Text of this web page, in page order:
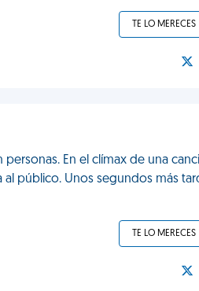
TE LO MERECES
En el clímax de una
público. Unos segundos más
TE LO MERECES